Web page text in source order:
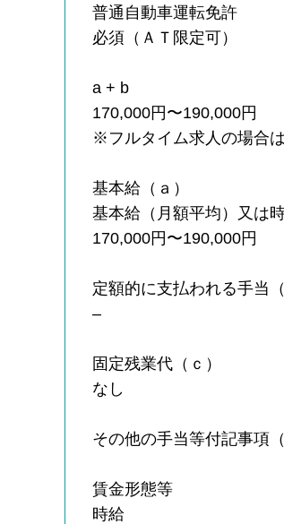
普通自動車運転免許
必須（ＡＴ限定可）
a + b
170,000円〜190,000円
※フルタイム求人の場合
基本給（ａ）
基本給（月額平均）又は
170,000円〜190,000円
定額的に支払われる手当（
–
固定残業代（ｃ）
なし
その他の手当等付記事項（
賃金形態等
時給